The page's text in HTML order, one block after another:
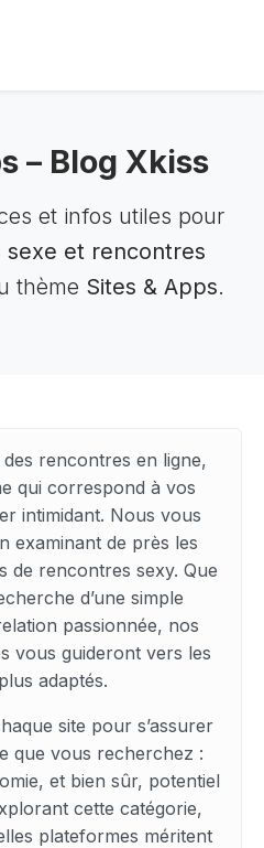
– Blog Xkiss
et infos utiles pour
sexe et rencontres
thème Sites & Apps.
rencontres en ligne,
qui correspond à vos
intimidant. Nous vous
examinant de près les
de rencontres sexy. Que
d’une simple
passionnée, nos
vous guideront vers les
adaptés.
site pour s’assurer
que vous recherchez :
et bien sûr, potentiel
cette catégorie,
plateformes méritent